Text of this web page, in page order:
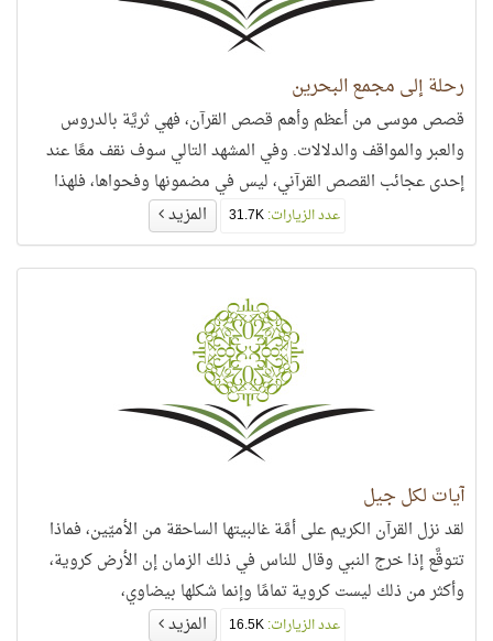
رحلة إلى مجمع البحرين
قصص موسى من أعظم وأهم قصص القرآن، فهي ثريَّة بالدروس
والعبر والمواقف والدلالات. وفي المشهد التالي سوف نقف معًا عند
إحدى عجائب القصص القرآني، ليس في مضمونها وفحواها، فلهذا
عدد الزيارات:31.7K المزيد
آيات لكل جيل
لقد نزل القرآن الكريم على أمَّة غالبيتها الساحقة من الأميّين، فماذا
تتوقَّع إذا خرج النبي وقال للناس في ذلك الزمان إن الأرض كروية،
وأكثر من ذلك ليست كروية تمامًا وإنما شكلها بيضاوي،
عدد الزيارات:16.5K المزيد